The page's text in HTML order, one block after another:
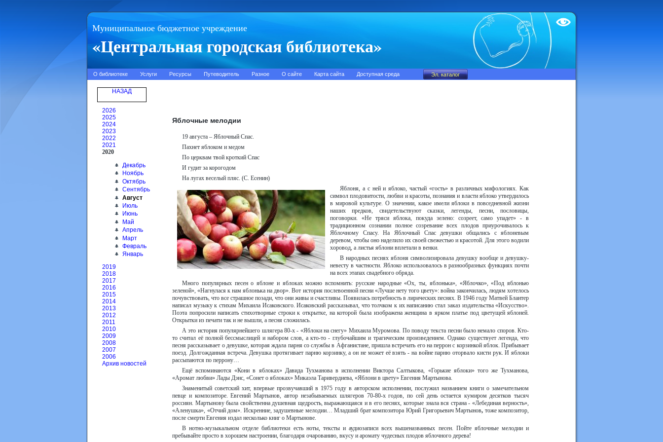
Муниципальное бюджетное учреждение
«Центральная городская библиотека»
Test
О библиотеке Услуги Ресурсы Путеводитель Разное О сайте Карта сайта Доступная среда
НАЗАД
2026
2025
2024
2023
2022
2021
2020
Декабрь
Ноябрь
Октябрь
Сентябрь
Август
Июль
Июнь
Май
Апрель
Март
Февраль
Январь
2019
2018
2017
2016
2015
2014
2013
2012
2011
2010
2009
2008
2007
2006
Архив новостей
Яблочные мелодии
19 августа – Яблочный Спас.
Пахнет яблоком и медом
По церквам твой кроткий Спас
И гудит за корогодом
На лугах веселый пляс. (С. Есенин)
Яблоня, а с ней и яблоко, частый «гость» в различных мифологиях. Как
символ плодовитости, любви и красоты, познания и власти яблоко утвердилось
в мировой культуре. О значении, какое имели яблоки в повседневной жизни
наших предков, свидетельствуют сказки, легенды, песни, пословицы,
поговорки. «Не тряси яблока, покуда зелено: созреет, само упадет» - в
традиционном сознании полное созревание всех плодов приурочивалось к
Яблочному Спасу. На Яблочный Спас девушки общались с яблоневым
деревом, чтобы оно наделило их своей свежестью и красотой. Для этого водили
хоровод, а листья яблони вплетали в венки.
В народных песнях яблоня символизировала девушку вообще и девушку-
невесту в частности. Яблоко использовалось в разнообразных функциях почти
на всех этапах свадебного обряда.
Много популярных песен о яблоне и яблоках можно вспомнить: русские народные «Ох, ты, яблонька», «Яблочко», «Под яблонью
зеленой», «Нагнулася к нам яблонька на двор». Вот история послевоенной песни «Лучше нету того цвету»: война закончилась, людям хотелось
почувствовать, что все страшное позади, что они живы и счастливы. Появилась потребность в лирических песнях. В 1946 году Матвей Блантер
написал музыку к стихам Михаила Исаковского. Исаковский рассказывал, что толчком к их написанию стал заказ издательства «Искусство».
Поэта попросили написать стихотворные строки к открытке, на которой была изображена женщина в ярком платье под цветущей яблоней.
Открытки из печати так и не вышли, а песня сложилась.
А это история популярнейшего шлягера 80-х - «Яблоки на снегу» Михаила Муромова. По поводу текста песни было немало споров. Кто-
то считал её полной бессмыслицей и набором слов, а кто-то - глубочайшим и трагическим произведением. Однако существует легенда, что
песня рассказывает о девушке, которая ждала парня со службы в Афганистане, пришла встречать его на перрон с корзинкой яблок. Прибывает
поезд. Долгожданная встреча. Девушка протягивает парню корзинку, а он не может её взять - на войне парню оторвало кисти рук. И яблоки
рассыпаются по перрону…
Ещё вспоминаются «Кони в яблоках» Давида Тухманова в исполнении Виктора Салтыкова, «Горькие яблоки» того же Тухманова,
«Аромат любви» Лады Дэнс, «Сонет о яблоках» Микаэла Таривердиева, «Яблони в цвету» Евгения Мартынова.
Знаменитый советский хит, впервые прозвучавший в 1975 году в авторском исполнении, послужил названием книги о замечательном
певце и композиторе. Евгений Мартынов, автор незабываемых шлягеров 70-80-х годов, по сей день остается кумиром десятков тысяч
россиян. Мартынову была свойственна душевная щедрость, выражающаяся и в его песнях, которые знала вся страна - «Лебединая верность»,
«Аленушка», «Отчий дом». Искренние, задушевные мелодии… Младший брат композитора Юрий Григорьевич Мартынов, тоже композитор,
после смерти Евгения издал несколько книг о Мартынове.
В нотно-музыкальном отделе библиотеки есть ноты, тексты и аудиозаписи всех вышеназванных песен. Пойте яблочные мелодии и
пребывайте просто в хорошем настроении, благодаря очарованию, вкусу и аромату чудесных плодов яблочного дерева!